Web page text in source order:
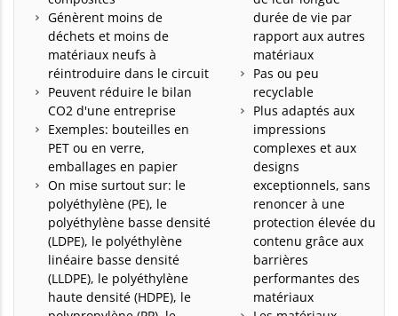
Génèrent moins de
déchets et moins de
matériaux neufs à
réintroduire dans le circuit
Peuvent réduire le bilan
CO2 d'une entreprise
Exemples: bouteilles en
PET ou en verre,
emballages en papier
On mise surtout sur: le
polyéthylène (PE), le
polyéthylène basse densité
(LDPE), le polyéthylène
linéaire basse densité
(LLDPE), le polyéthylène
haute densité (HDPE), le
durée de vie par
rapport aux autres
matériaux
Pas ou peu
recyclable
Plus adaptés aux
impressions
complexes et aux
designs
exceptionnels, sans
renoncer à une
protection élevée du
contenu grâce aux
barrières
performantes des
matériaux